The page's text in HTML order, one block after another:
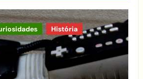
História